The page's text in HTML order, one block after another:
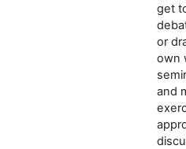
get
or
own
and